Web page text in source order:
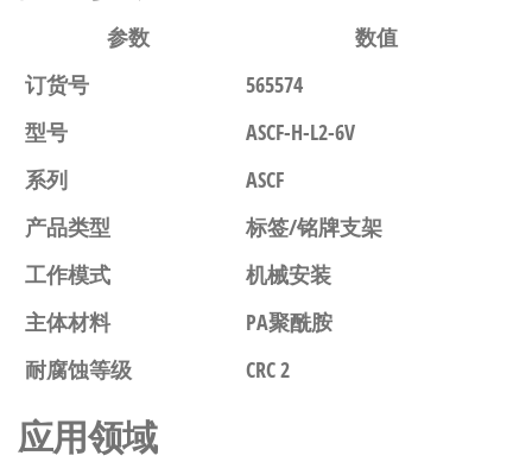
参数
数值
订货号
565574
型号
ASCF-H-L2-6V
系列
ASCF
产品类型
标签/铭牌支架
工作模式
机械安装
主体材料
PA聚酰胺
耐腐蚀等级
CRC 2
应用领域